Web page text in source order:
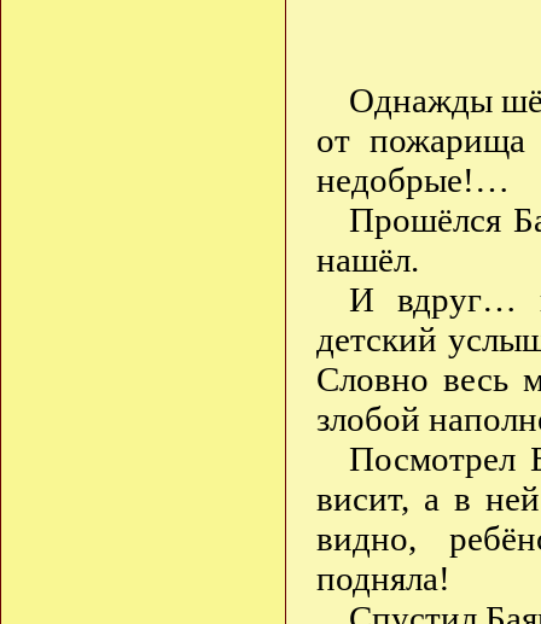
Однажды
от пожарища
недобрые!…
Прошёлся
нашёл.
И вдруг…
детский
Словно весь
злобой
Посмотрел
висит, а в
видно,
подняла!